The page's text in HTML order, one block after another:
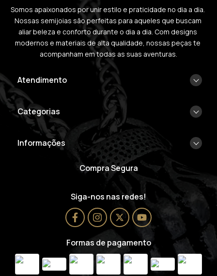
Somos apaixonados por unir estilo e praticidade no dia a dia.
Nossas semijoias são perfeitas para aqueles que buscam
aliar beleza e conforto durante o dia a dia. Com designs
modernos e materiais de alta qualidade, nossas peças te
acompanham em todas as suas aventuras.
Categorias
Informações
Compra Segura
Atendimento
Siga-nos nas redes!
Formas de pagamento